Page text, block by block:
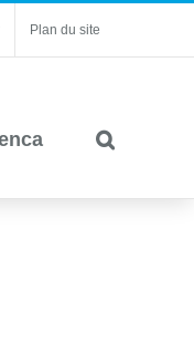
Plan du site